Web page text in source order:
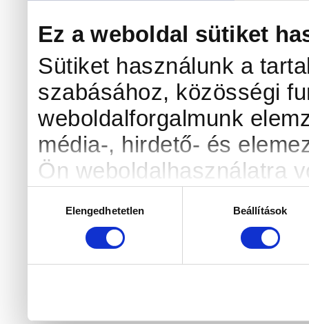
Ez a weboldal sütiket
Sütiket használunk a
szabásához, közösségi
weboldalforgalmunk
média-, hirdető- és
Ön weboldalhasználatra
amelyeket Ön adott meg
használt más
kiválasztásaElengedhetetlen Beállítások